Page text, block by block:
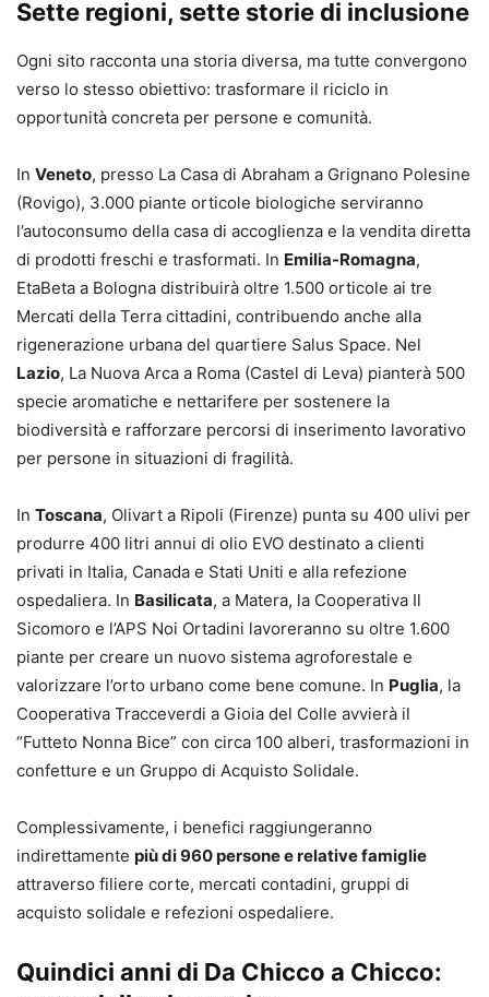
Sette regioni, sette storie di inclusione
Ogni sito racconta una storia diversa, ma tutte convergono
verso lo stesso obiettivo: trasformare il riciclo in
opportunità concreta per persone e comunità.
In Veneto, presso La Casa di Abraham a Grignano Polesine
(Rovigo), 3.000 piante orticole biologiche serviranno
l’autoconsumo della casa di accoglienza e la vendita diretta
di prodotti freschi e trasformati. In Emilia-Romagna,
EtaBeta a Bologna distribuirà oltre 1.500 orticole ai tre
Mercati della Terra cittadini, contribuendo anche alla
rigenerazione urbana del quartiere Salus Space. Nel
Lazio, La Nuova Arca a Roma (Castel di Leva) pianterà 500
specie aromatiche e nettarifere per sostenere la
biodiversità e rafforzare percorsi di inserimento lavorativo
per persone in situazioni di fragilità.
In Toscana, Olivart a Ripoli (Firenze) punta su 400 ulivi per
produrre 400 litri annui di olio EVO destinato a clienti
privati in Italia, Canada e Stati Uniti e alla refezione
ospedaliera. In Basilicata, a Matera, la Cooperativa Il
Sicomoro e l’APS Noi Ortadini lavoreranno su oltre 1.600
piante per creare un nuovo sistema agroforestale e
valorizzare l’orto urbano come bene comune. In Puglia, la
Cooperativa Tracceverdi a Gioia del Colle avvierà il
“Futteto Nonna Bice” con circa 100 alberi, trasformazioni in
confetture e un Gruppo di Acquisto Solidale.
Complessivamente, i benefici raggiungeranno
indirettamente più di 960 persone e relative famiglie
attraverso filiere corte, mercati contadini, gruppi di
acquisto solidale e refezioni ospedaliere.
Quindici anni di Da Chicco a Chicco: